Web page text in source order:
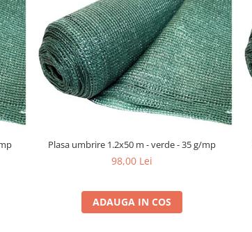
Plasa umbrire 1.2x50 m - verde - 35 g/mp
98,00 Lei
ADAUGA IN COS